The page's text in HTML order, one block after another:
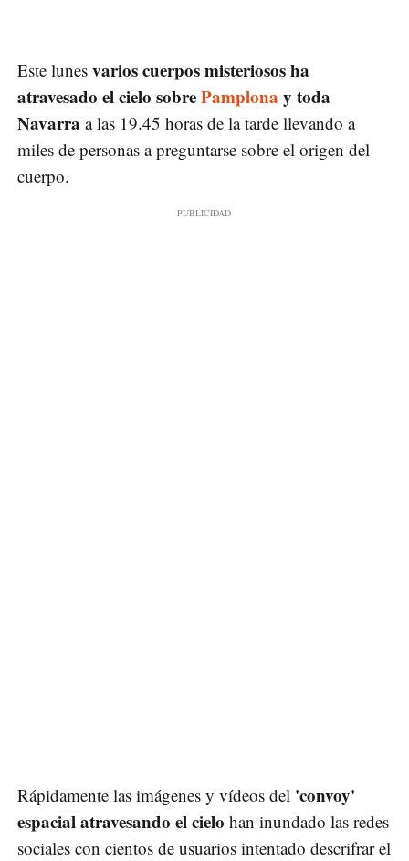
Este lunes varios cuerpos misteriosos ha
atravesado el cielo sobrePamplona y toda
Navarra a las 19.45 horas de la tarde llevando a
miles de personas a preguntarse sobre el origen del
cuerpo.
Rápidamente las imágenes y vídeos del 'convoy'
espacial atravesando el cielo han inundado las redes
sociales con cientos de usuarios intentado descrifrar el